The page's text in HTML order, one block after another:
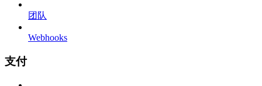
团队
Webhooks
支付